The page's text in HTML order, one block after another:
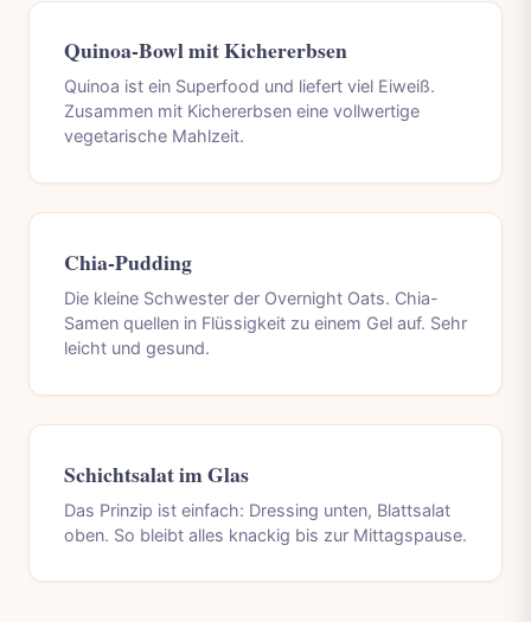
Quinoa-Bowl mit Kichererbsen
Quinoa ist ein Superfood und liefert viel Eiweiß.
Zusammen mit Kichererbsen eine vollwertige
vegetarische Mahlzeit.
Chia-Pudding
Die kleine Schwester der Overnight Oats. Chia-
Samen quellen in Flüssigkeit zu einem Gel auf. Sehr
leicht und gesund.
Schichtsalat im Glas
Das Prinzip ist einfach: Dressing unten, Blattsalat
oben. So bleibt alles knackig bis zur Mittagspause.